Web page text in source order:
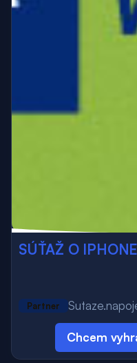
SÚŤAŽ O
Partner
Chcem